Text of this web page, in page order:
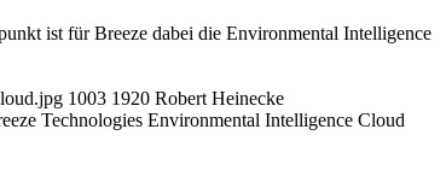
ist für Breeze dabei die Environmental Intelligence
1003 1920 Robert Heinecke
Technologies Environmental Intelligence Cloud